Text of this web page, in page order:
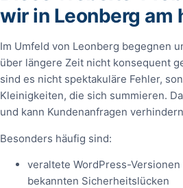
wir in Leonberg am
Im Umfeld von Leonberg begegnen
über längere Zeit nicht konsequent
sind es nicht spektakuläre Fehler,
Kleinigkeiten, die sich summieren.
und kann Kundenanfragen
Besonders häufig sind:
veraltete WordPress-
bekannten Sicherheitslücken